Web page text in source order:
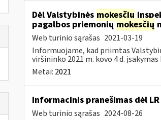
Dėl Valstybinės mokesčių
pagalbos priemoniųmokesčių
Web turinio sąrašas 2021-03-19
Informuojame, kad priimtas
viršininko 2021 m. kovo 4 d. įsakymas
Metai: 2021
Informacinis pranešimas dėl LR
Web turinio sąrašas 2024-08-26